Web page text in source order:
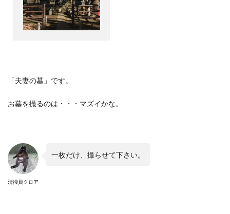
「夫妻の墓」です。
お墓を撮るのは・・・マズイかな。
清掃員クロア
一枚だけ、撮らせて下さい。